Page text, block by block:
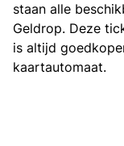
staan alle
Geldrop. Deze
is altijd
kaartautomaat.